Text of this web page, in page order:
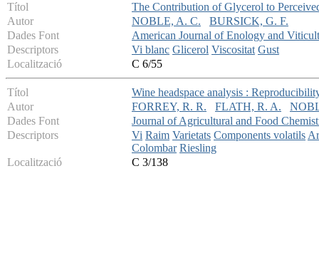
Títol
The Contribution of Glycerol to
Autor
NOBLE, A. C.
BURSICK, G. F.
Dades Font
American Journal of Enology and
Descriptors
Vi blanc Glicerol Viscositat Gust
Localització
C 6/55
Títol
Wine headspace analysis :
Autor
FORREY, R. R. FLATH, R. A.
Dades Font
Journal of Agricultural and Food
Descriptors
Vi Raim Varietats Components volatils
Colombar Riesling
Localització
C 3/138